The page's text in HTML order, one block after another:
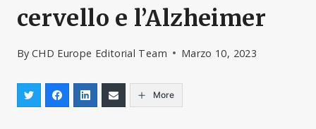
cervello e l’Alzheimer
By CHD Europe Editorial Team Marzo 10, 2023
More